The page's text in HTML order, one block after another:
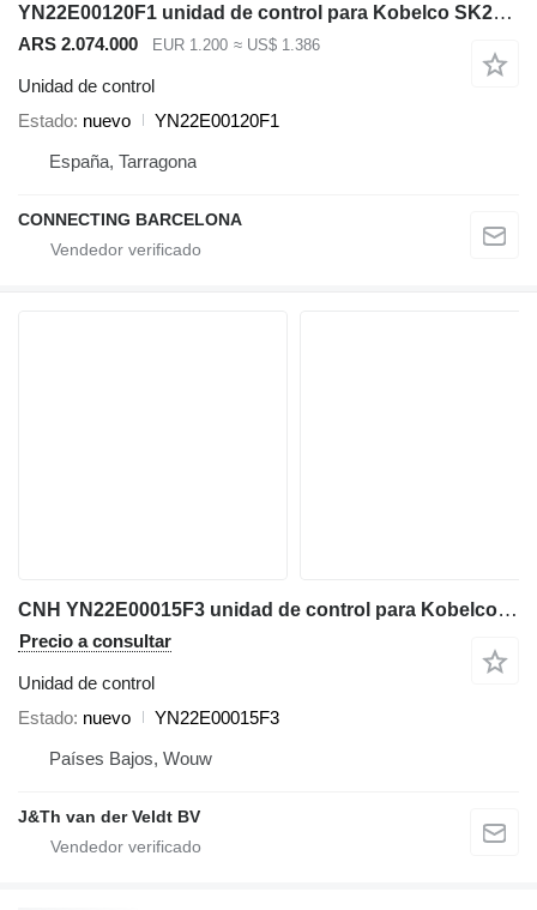
YN22E00120F1 unidad de control para Kobelco SK210 excavadora
ARS 2.074.000 EUR 1.200 ≈ US$ 1.386
Unidad de control
Estado nuevo
YN22E00120F1
España, Tarragona
CONNECTING BARCELONA
CNH YN22E00015F3 unidad de control para Kobelco SK200 maquinaria de construcción
Precio a consultar
Unidad de control
Estado nuevo
YN22E00015F3
Países Bajos, Wouw
J&Th van der Veldt BV